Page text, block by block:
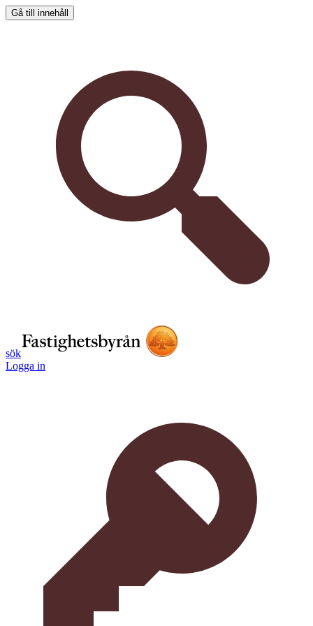
Gå till innehåll
sök
Logga in